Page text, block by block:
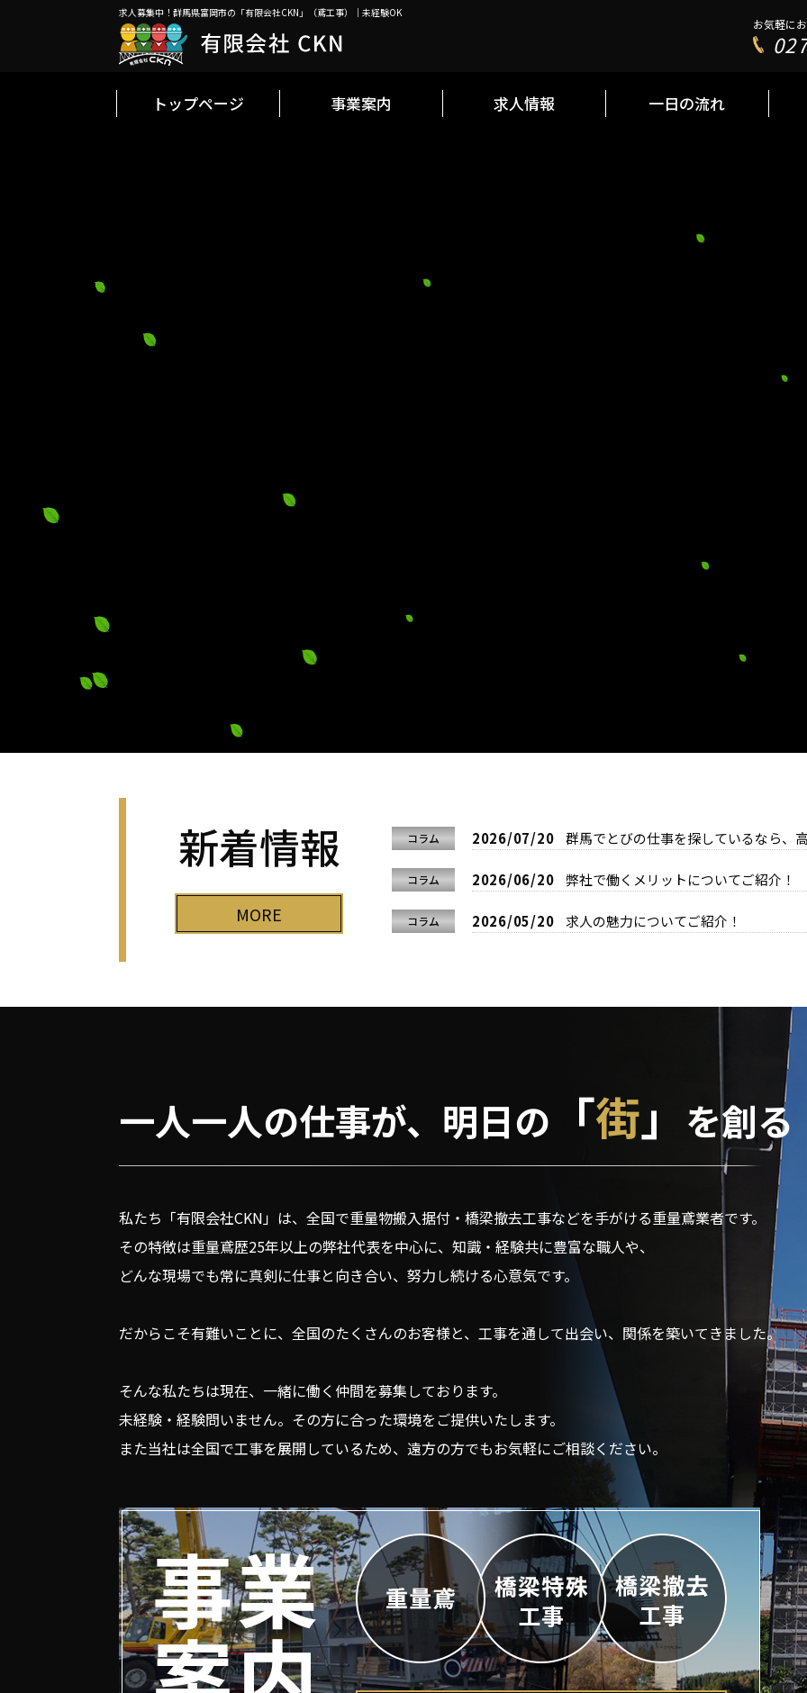
求人募集中！群馬県富岡市の「有限会社CKN」（鳶工事）｜未経験OK
お気軽に
トップページ 事業案内 求人情報 一日の流れ
新着情報
MORE
コラム 2026/07/20 群馬でとびの仕事を探しているなら、高収
コラム 2026/06/20 弊社で働くメリットについてご紹介！
コラム 2026/05/20 求人の魅力についてご紹介！
一人一人の仕事が、 明日の 「街」 を創る
私たち「有限会社CKN」は、全国で重量物搬入据付・橋梁撤去工事などを手がける重量鳶業者です。
その特徴は重量鳶歴25年以上の弊社代表を中心に、知識・経験共に豊富な職人や、
どんな現場でも常に真剣に仕事と向き合い、努力し続ける心意気です。
だからこそ有難いことに、全国のたくさんのお客様と、工事を通して出会い、関係を築いてきました。
そんな私たちは現在、一緒に働く仲間を募集しております。
未経験・経験問いません。その方に合った環境をご提供いたします。
また当社は全国で工事を展開しているため、遠方の方でもお気軽にご相談ください。
求人募集中！群馬県富岡市の「有限会社CKN」（鳶工事）｜未経験OK
お気軽に
トップページ 事業案内 求人情報 一日の流れ